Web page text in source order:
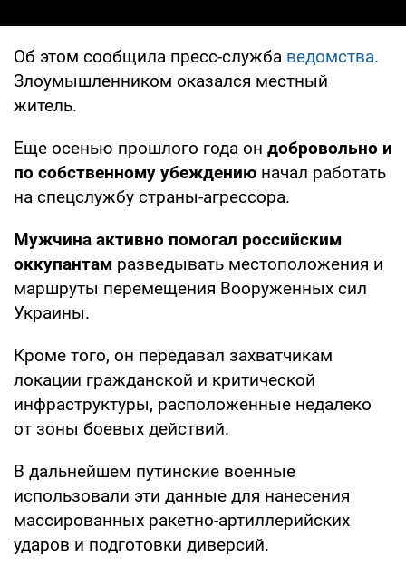
Об этом сообщила пресс-служба ведомства.
Злоумышленником оказался местный
житель.
Еще осенью прошлого года он добровольно и
по собственному убеждению начал работать
на спецслужбу страны-агрессора.
Мужчина активно помогал российским
оккупантам разведывать местоположения и
маршруты перемещения Вооруженных сил
Украины.
Кроме того, он передавал захватчикам
локации гражданской и критической
инфраструктуры, расположенные недалеко
от зоны боевых действий.
В дальнейшем путинские военные
использовали эти данные для нанесения
массированных ракетно-артиллерийских
ударов и подготовки диверсий.